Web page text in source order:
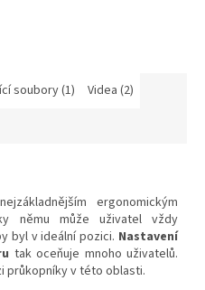
soubory (1)
Videa (2)
ergonomickým
němu může uživatel vždy
byl v ideální pozici. Nastavení
tak oceňuje mnoho uživatelů.
průkopníky v této oblasti.